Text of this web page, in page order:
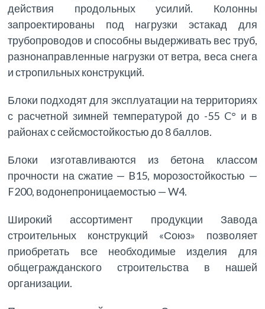
действия продольных усилий. Колонны
запроектированы под нагрузки эстакад для
трубопроводов и способны выдерживать вес труб,
разнонаправленные нагрузки от ветра, веса снега
и стропильных конструкций.
Блоки подходят для эксплуатации на территориях
с расчетной зимней температурой до -55 C° и в
районах с сейсмостойкостью до 8 баллов.
Блоки изготавливаются из бетона классом
прочности на сжатие — B15, морозостойкостью —
F200, водонепроницаемостью — W4.
Широкий ассортимент продукции Завода
строительных конструкций «Союз» позволяет
приобретать все необходимые изделия для
общегражданского строительства в нашей
организации.